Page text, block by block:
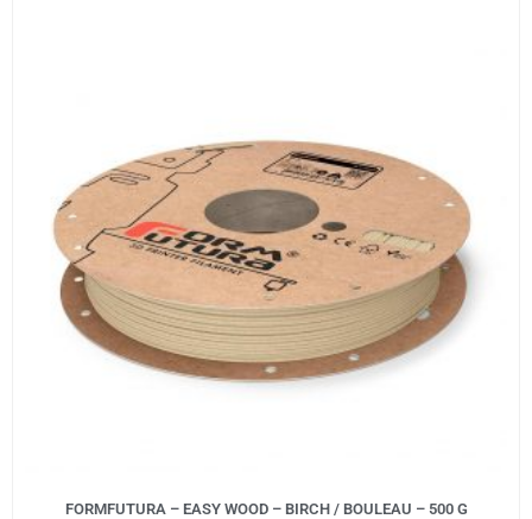
FORMFUTURA – EASY WOOD – BIRCH / BOULEAU – 500 G